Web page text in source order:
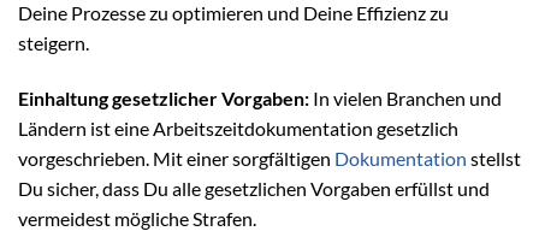
Deine Prozesse zu optimieren und Deine Effizienz zu
steigern.
Einhaltung gesetzlicher Vorgaben: In vielen Branchen und
Ländern ist eine Arbeitszeitdokumentation gesetzlich
vorgeschrieben. Mit einer sorgfältigen Dokumentation stellst
Du sicher, dass Du alle gesetzlichen Vorgaben erfüllst und
vermeidest mögliche Strafen.